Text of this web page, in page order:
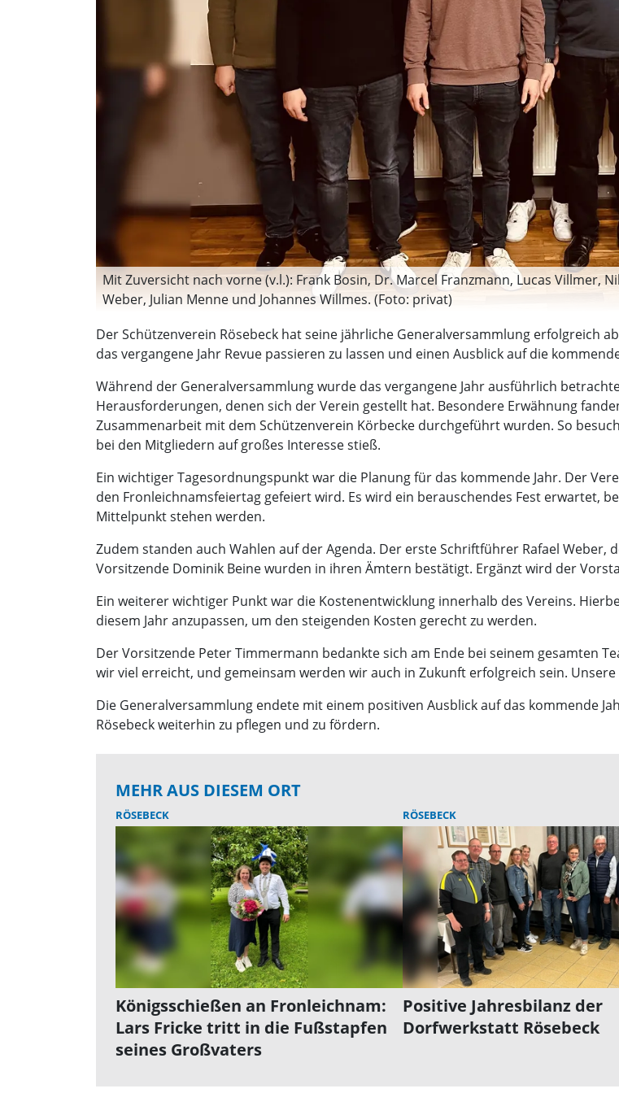
Mit Zuversicht nach vorne (v.l.): Frank Bosin, Dr. Marcel Franzmann, Lucas Villmer,
Weber, Julian Menne und Johannes Willmes. (Foto: privat)
Der Schützenverein Rösebeck hat seine jährliche Generalversammlung erfolgreich
das vergangene Jahr Revue passieren zu lassen und einen Ausblick auf die
Während der Generalversammlung wurde das vergangene Jahr ausführlich
Herausforderungen, denen sich der Verein gestellt hat. Besondere Erwähnung
Zusammenarbeit mit dem Schützenverein Körbecke durchgeführt wurden. So
bei den Mitgliedern auf großes Interesse stieß.
Ein wichtiger Tagesordnungspunkt war die Planung für das kommende Jahr. Der
den Fronleichnamsfeiertag gefeiert wird. Es wird ein berauschendes Fest erwartet,
Mittelpunkt stehen werden.
Zudem standen auch Wahlen auf der Agenda. Der erste Schriftführer Rafael Weber,
Vorsitzende Dominik Beine wurden in ihren Ämtern bestätigt. Ergänzt wird der
Ein weiterer wichtiger Punkt war die Kostenentwicklung innerhalb des Vereins.
diesem Jahr anzupassen, um den steigenden Kosten gerecht zu werden.
Der Vorsitzende Peter Timmermann bedankte sich am Ende bei seinem gesamten
wir viel erreicht, und gemeinsam werden wir auch in Zukunft erfolgreich sein.
Die Generalversammlung endete mit einem positiven Ausblick auf das kommende
Rösebeck weiterhin zu pflegen und zu fördern.
MEHR AUS DIESEM ORT
RÖSEBECK
Königsschießen an Fronleichnam:
Lars Fricke tritt in die Fußstapfen
seines Großvaters
RÖSEBECK
Positive Jahresbilanz der
Dorfwerkstatt Rösebeck